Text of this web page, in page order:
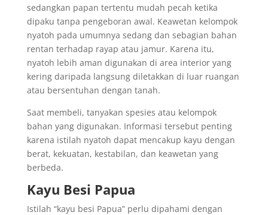
sedangkan papan tertentu mudah pecah ketika
dipaku tanpa pengeboran awal. Keawetan kelompok
nyatoh pada umumnya sedang dan sebagian bahan
rentan terhadap rayap atau jamur. Karena itu,
nyatoh lebih aman digunakan di area interior yang
kering daripada langsung diletakkan di luar ruangan
atau bersentuhan dengan tanah.
Saat membeli, tanyakan spesies atau kelompok
bahan yang digunakan. Informasi tersebut penting
karena istilah nyatoh dapat mencakup kayu dengan
berat, kekuatan, kestabilan, dan keawetan yang
berbeda.
Kayu Besi Papua
Istilah “kayu besi Papua” perlu dipahami dengan